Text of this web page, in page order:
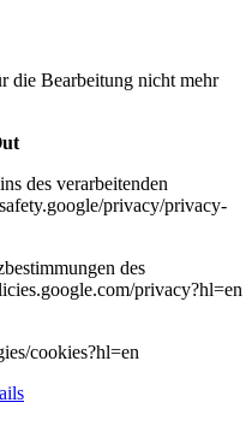
die Bearbeitung nicht mehr
des verarbeitenden
privacy/privacy-
des
privacy?hl=en
cookies?hl=en